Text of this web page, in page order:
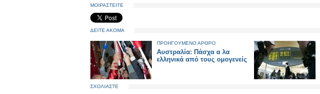
ΜΟΙΡΑΣΤΕΙΤΕ
ΔΕΙΤΕ ΑΚΟΜΑ
ΠΡΟΗΓΟΥΜΕΝΟ ΑΡΘΡΟ
Αυστραλία: Πάσχα α λα
ελληνικά από τους ομογενείς
ΣΧΟΛΙΑΣΤΕ